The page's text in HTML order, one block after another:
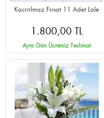
Kacırılmaz Fırsat 11 Adet Lale
1.800,00 TL
Aynı Gün Ücretsiz Teslimat